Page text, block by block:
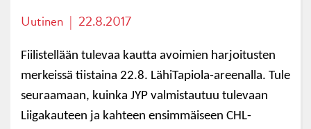
Uutinen | 22.8.2017
Fiilistellään tulevaa kautta avoimien harjoitusten
merkeissä tiistaina 22.8. LähiTapiola-areenalla. Tule
seuraamaan, kuinka JYP valmistautuu tulevaan
Liigakauteen ja kahteen ensimmäiseen CHL-